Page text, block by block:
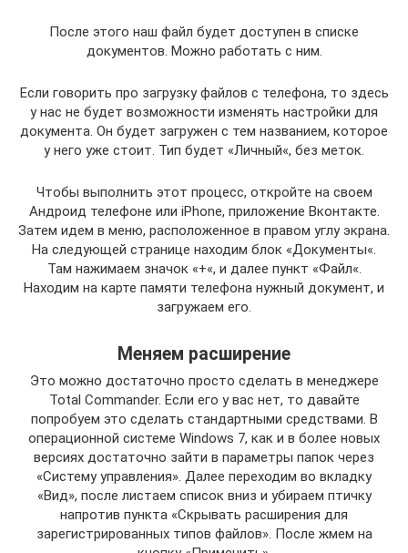
После этого наш файл будет доступен в списке
документов. Можно работать с ним.
Если говорить про загрузку файлов с телефона, то здесь
у нас не будет возможности изменять настройки для
документа. Он будет загружен с тем названием, которое
у него уже стоит. Тип будет «Личный«, без меток.
Чтобы выполнить этот процесс, откройте на своем
Андроид телефоне или iPhone, приложение Вконтакте.
Затем идем в меню, расположенное в правом углу экрана.
На следующей странице находим блок «Документы«.
Там нажимаем значок «+«, и далее пункт «Файл«.
Находим на карте памяти телефона нужный документ, и
загружаем его.
Меняем расширение
Это можно достаточно просто сделать в менеджере
Total Commander. Если его у вас нет, то давайте
попробуем это сделать стандартными средствами. В
операционной системе Windows 7, как и в более новых
версиях достаточно зайти в параметры папок через
«Систему управления». Далее переходим во вкладку
«Вид», после листаем список вниз и убираем птичку
напротив пункта «Скрывать расширения для
зарегистрированных типов файлов». После жмем на